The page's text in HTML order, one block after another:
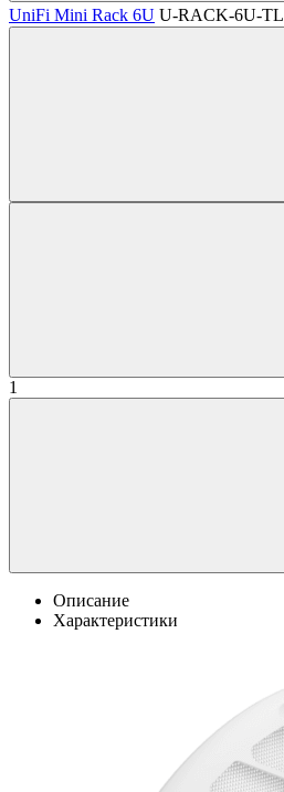
UniFi Mini Rack 6U U-RACK-6U-TL
1
Описание
Характеристики